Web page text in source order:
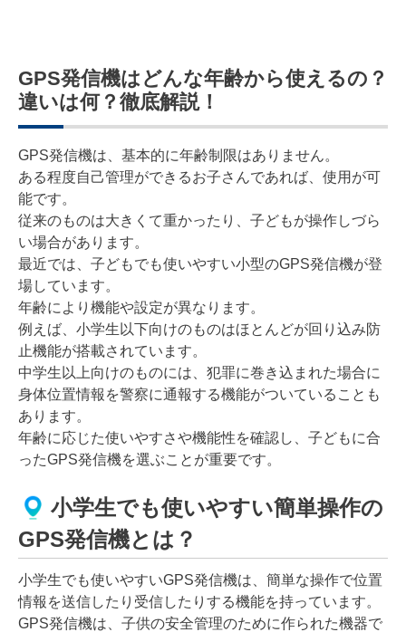
GPS発信機はどんな年齢から使えるの？
違いは何？徹底解説！
GPS発信機は、基本的に年齢制限はありません。
ある程度自己管理ができるお子さんであれば、使用が可
能です。
従来のものは大きくて重かったり、子どもが操作しづら
い場合があります。
最近では、子どもでも使いやすい小型のGPS発信機が登
場しています。
年齢により機能や設定が異なります。
例えば、小学生以下向けのものはほとんどが回り込み防
止機能が搭載されています。
中学生以上向けのものには、犯罪に巻き込まれた場合に
身体位置情報を警察に通報する機能がついていることも
あります。
年齢に応じた使いやすさや機能性を確認し、子どもに合
ったGPS発信機を選ぶことが重要です。
小学生でも使いやすい簡単操作の
GPS発信機とは？
小学生でも使いやすいGPS発信機は、簡単な操作で位置
情報を送信したり受信したりする機能を持っています。
GPS発信機は、子供の安全管理のために作られた機器で